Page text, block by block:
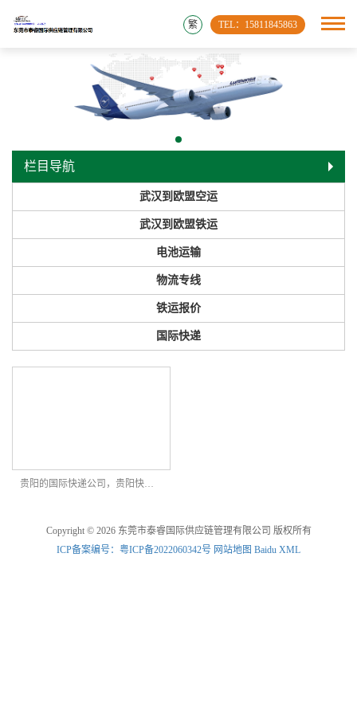
TEL：15811845863
繁
栏目导航
武汉到欧盟空运
武汉到欧盟铁运
电池运输
物流专线
铁运报价
国际快递
贵阳的国际快递公司，贵阳快递到叙利亚怎么操作
Copyright © 2026 东莞市泰睿国际供应链管理有限公司 版权所有
ICP备案编号：粤ICP备2022060342号 网站地图 Baidu XML